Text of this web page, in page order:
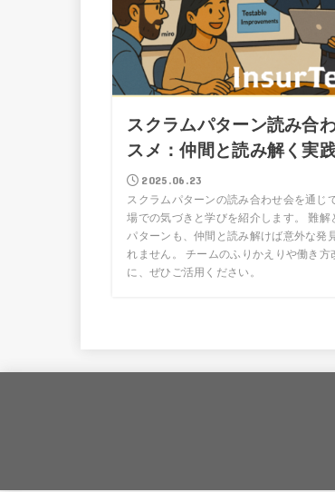
スクラムパターン読み合
スメ：仲間と読み解く実
2025.06.23
スクラムパターンの読み合わせ会を通じ
場での気づきと学びを紹介します。 難解
パターンも、仲間と読み解けば意外な発
れません。 チームのふりかえりや働き方
に、ぜひご活用ください。